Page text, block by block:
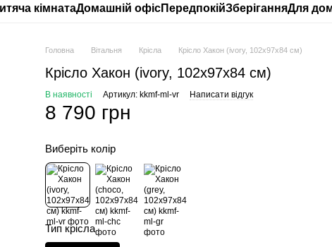
кімнатаДомашній офісПередпокійЗберіганняДля
Головна Вітальня Крісла Крісло Хакон (ivory, 102х97х84 см)
Крісло Хакон (ivory, 102х97х84 см)
В наявності Артикул: kkmf-ml-vr Написати відгук
8 790 грн
Виберіть колір
Тип крісла